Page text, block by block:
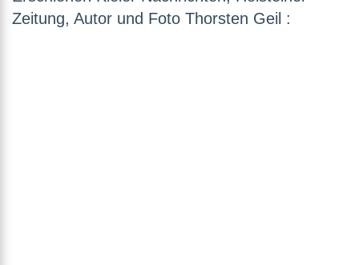
Zeitung, Autor und Foto Thorsten Geil :